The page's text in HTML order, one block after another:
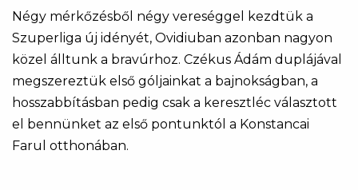
Négy mérkőzésből négy vereséggel kezdtük a
Szuperliga új idényét, Ovidiuban azonban nagyon
közel álltunk a bravúrhoz. Czékus Ádám duplájával
megszereztük első góljainkat a bajnokságban, a
hosszabbításban pedig csak a keresztléc választott
el bennünket az első pontunktól a Konstancai
Farul otthonában.